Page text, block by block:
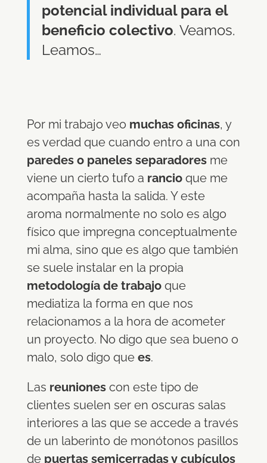
potencial individual para el
beneficio colectivo. Veamos.
Leamos…
Por mi trabajo veo muchas oficinas, y
es verdad que cuando entro a una con
paredes o paneles separadoresme
viene un cierto tufo a rancioque me
acompaña hasta la salida. Y este
aroma normalmente no solo es algo
físico que impregna conceptualmente
mi alma, sino que es algo que también
se suele instalar en la propia
metodología de trabajoque
mediatiza la forma en que nos
relacionamos a la hora de acometer
un proyecto. No digo que sea bueno o
malo, solo digo que es.
Las reunionescon este tipo de
clientes suelen ser en oscuras salas
interiores a las que se accede a través
de un laberinto de monótonos pasillos
de puertas semicerradas y cubículos